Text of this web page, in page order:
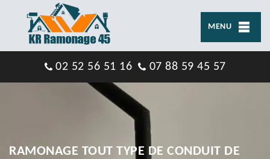
MENU
02 52 56 51 16 07 88 59 45 57
RAMONAGE TOUT TYPE DE CONDUIT DE